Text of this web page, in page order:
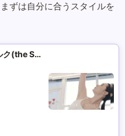
ずは自分に合うスタイルを
マシンピラティススタジオ ザ･シルク(the SILK)